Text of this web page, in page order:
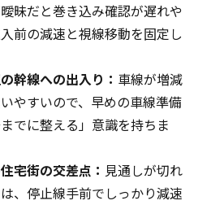
昧だと巻き込み確認が遅れや
前の減速と視線移動を固定し
幹線への出入り： 車線が増減
やすいので、早めの車線準備
でに整える」意識を持ちま
宅街の交差点： 見通しが切れ
、停止線手前でしっかり減速